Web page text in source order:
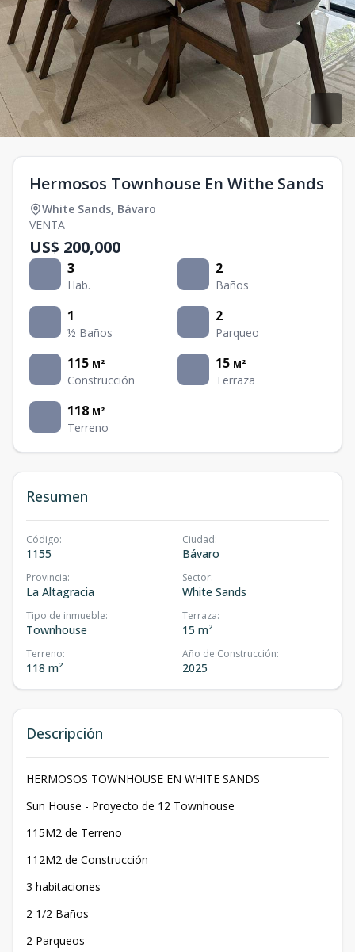
Hermosos Townhouse En Withe Sands
White Sands, Bávaro
VENTA
US$ 200,000
3
Hab.
2
Baños
1
½ Baños
2
Parqueo
115 M²
Construcción
15 M²
Terraza
118 M²
Terreno
Resumen
Código:
1155
Ciudad:
Bávaro
Provincia:
La Altagracia
Sector:
White Sands
Tipo de inmueble:
Townhouse
Terraza:
15 m²
Terreno:
118 m²
Año de Construcción:
2025
Descripción
HERMOSOS TOWNHOUSE EN WHITE SANDS
Sun House - Proyecto de 12 Townhouse
115M2 de Terreno
112M2 de Construcción
3 habitaciones
2 1/2 Baños
2 Parqueos